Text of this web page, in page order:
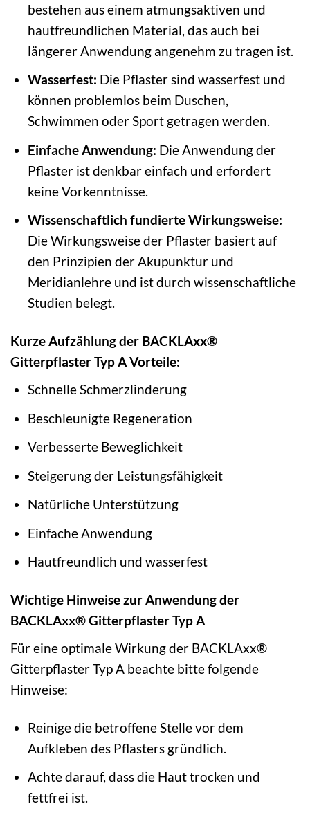
bestehen aus einem atmungsaktiven und
hautfreundlichen Material, das auch bei
längerer Anwendung angenehm zu tragen ist.
Wasserfest: Die Pflaster sind wasserfest und
können problemlos beim Duschen,
Schwimmen oder Sport getragen werden.
Einfache Anwendung: Die Anwendung der
Pflaster ist denkbar einfach und erfordert
keine Vorkenntnisse.
Wissenschaftlich fundierte Wirkungsweise:
Die Wirkungsweise der Pflaster basiert auf
den Prinzipien der Akupunktur und
Meridianlehre und ist durch wissenschaftliche
Studien belegt.
Kurze Aufzählung der BACKLAxx®
Gitterpflaster Typ A Vorteile:
Schnelle Schmerzlinderung
Beschleunigte Regeneration
Verbesserte Beweglichkeit
Steigerung der Leistungsfähigkeit
Natürliche Unterstützung
Einfache Anwendung
Hautfreundlich und wasserfest
Wichtige Hinweise zur Anwendung der
BACKLAxx® Gitterpflaster Typ A
Für eine optimale Wirkung der BACKLAxx®
Gitterpflaster Typ A beachte bitte folgende
Hinweise:
Reinige die betroffene Stelle vor dem
Aufkleben des Pflasters gründlich.
Achte darauf, dass die Haut trocken und
fettfrei ist.